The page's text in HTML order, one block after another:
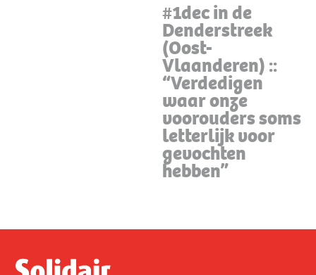
#1dec in de
Denderstreek
(Oost-
Vlaanderen) ::
“Verdedigen
waar onze
voorouders soms
letterlijk voor
gevochten
hebben”